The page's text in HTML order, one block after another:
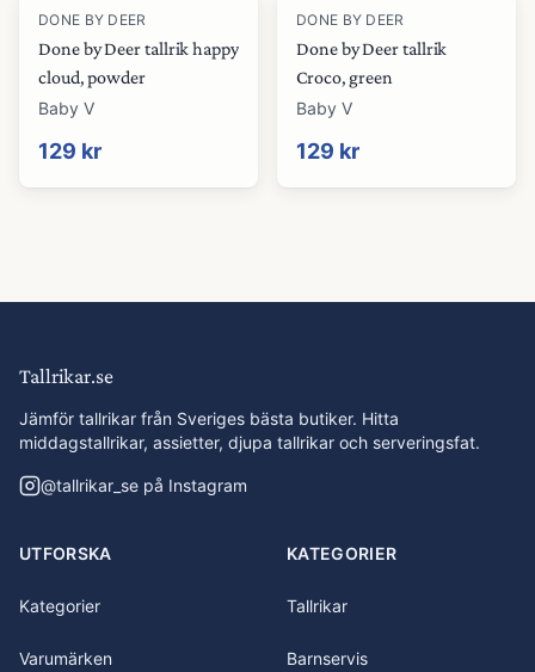
DONE BY DEER
Done by Deer tallrik happy
cloud, powder
Baby V
129 kr
DONE BY DEER
Done by Deer tallrik
Croco, green
Baby V
129 kr
Tallrikar.se
Jämför tallrikar från Sveriges bästa butiker. Hitta
middagstallrikar, assietter, djupa tallrikar och serveringsfat.
@tallrikar_se på Instagram
UTFORSKA
Kategorier
Varumärken
KATEGORIER
Tallrikar
Barnservis